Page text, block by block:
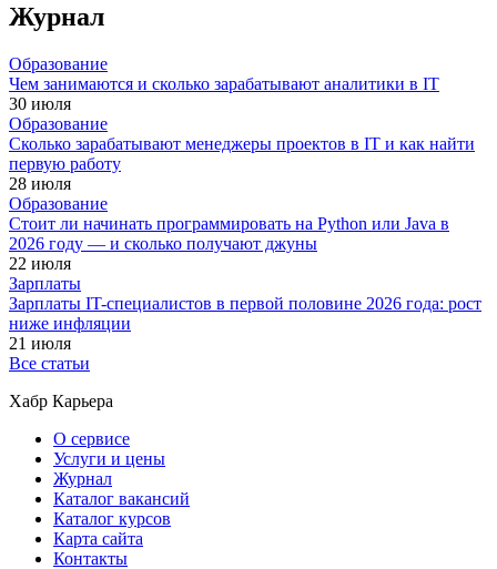
Журнал
Образование
Чем занимаются и сколько зарабатывают аналитики в IT
30 июля
Образование
Сколько зарабатывают менеджеры проектов в IT и как найти
первую работу
28 июля
Образование
Стоит ли начинать программировать на Python или Java в
2026 году — и сколько получают джуны
22 июля
Зарплаты
Зарплаты IT-специалистов в первой половине 2026 года: рост
ниже инфляции
21 июля
Все статьи
Хабр Карьера
О сервисе
Услуги и цены
Журнал
Каталог вакансий
Каталог курсов
Карта сайта
Контакты